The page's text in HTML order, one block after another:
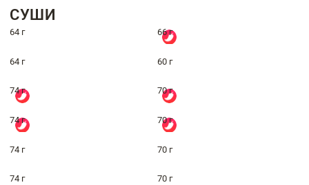
СУШИ
64 г 66 г
64 г 60 г
74 г 70 г
74 г 70 г
74 г 70 г
74 г 70 г